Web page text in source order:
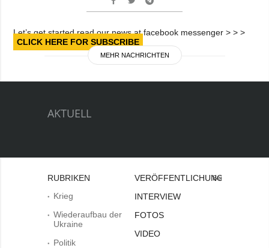
Let’s get started read our news at facebook messenger > > >
CLICK HERE FOR SUBSCRIBE
MEHR NACHRICHTEN
AKTUELL
RUBRIKEN
Krieg
Wiederaufbau der
Ukraine
Politik
VERÖFFENTLICHUNGEN
INTERVIEW
FOTOS
VIDEO
Bei